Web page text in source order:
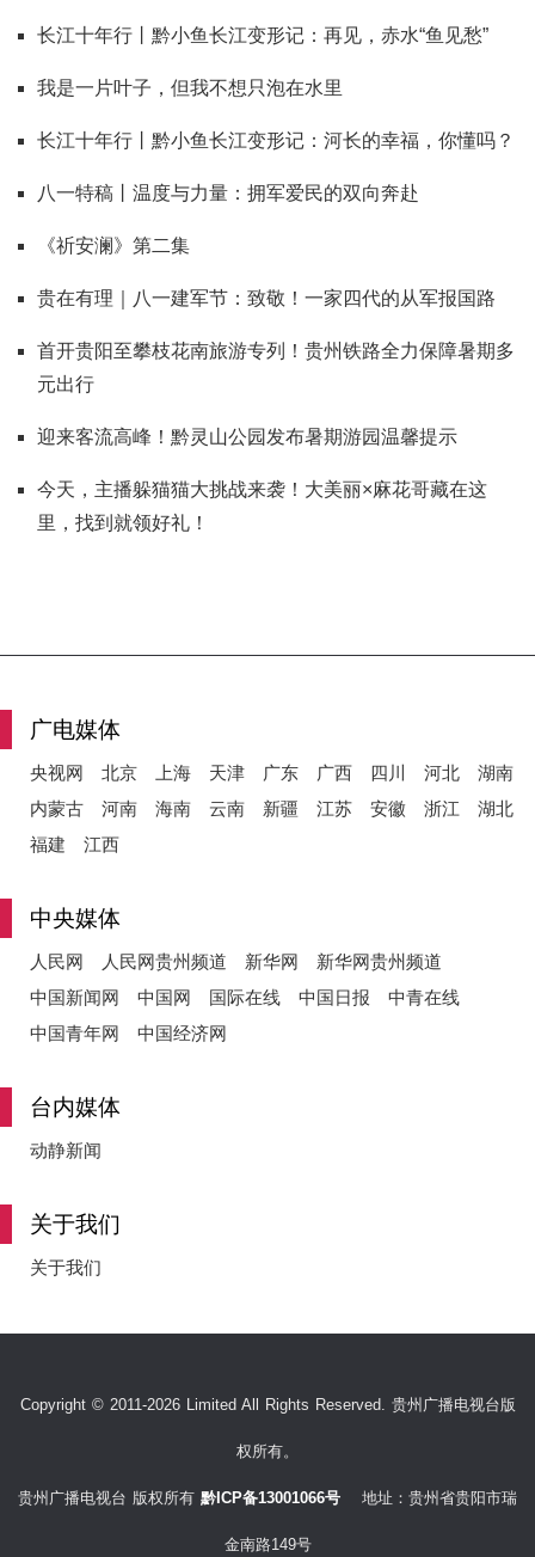
长江十年行丨黔小鱼长江变形记：再见，赤水“鱼见愁”
我是一片叶子，但我不想只泡在水里
长江十年行丨黔小鱼长江变形记：河长的幸福，你懂吗？
八一特稿丨温度与力量：拥军爱民的双向奔赴
《祈安澜》第二集
贵在有理｜八一建军节：致敬！一家四代的从军报国路
首开贵阳至攀枝花南旅游专列！贵州铁路全力保障暑期多
元出行
迎来客流高峰！黔灵山公园发布暑期游园温馨提示
今天，主播躲猫猫大挑战来袭！大美丽×麻花哥藏在这
里，找到就领好礼！
广电媒体
央视网 北京 上海 天津 广东 广西 四川 河北
湖南
内蒙古
河南 海南 云南 新疆 江苏 安徽 浙江
湖北
福建
江西
中央媒体
人民网 人民网贵州频道 新华网
新华网贵州频道
中国新闻网
中国网 国际在线 中国日报
中青在线
中国青年网
中国经济网
台内媒体
动静新闻
关于我们
关于我们
Copyright © 2011-2026 Limited All Rights Reserved. 贵州广播电视台版
权所有。
贵州广播电视台 版权所有 黔ICP备13001066号 地址：贵州省贵阳市瑞
金南路149号